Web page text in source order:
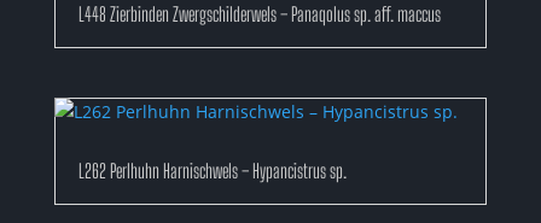
L448 Zierbinden Zwergschilderwels – Panaqolus sp. aff. maccus
L262 Perlhuhn Harnischwels – Hypancistrus sp.